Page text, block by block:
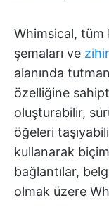
Whimsical, tüm
şemaları ve
alanında
özelliğine
oluşturabilir,
öğeleri
kullanarak
bağlantılar,
olmak üzere